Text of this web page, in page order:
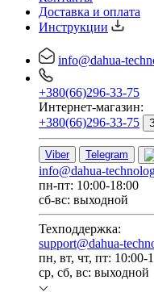
Доставка и оплата
Инструкции
info@dahua-
+380(66)296-33-75
Интернет-магазин:
+380(66)296-33-75
Viber Telegram
info@dahua-
пн-пт: 10:00-18:00
сб-вс: выходной
Техподдержка:
support@dahua-
пн, вт, чт, пт: 10:00-
ср, сб, вс: выходной